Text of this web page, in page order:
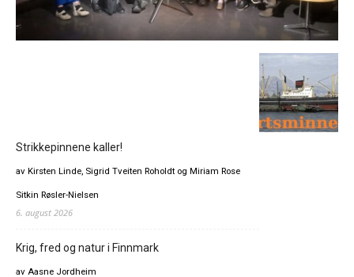
Strikkepinnene kaller!
av Kirsten Linde, Sigrid Tveiten Roholdt og Miriam Rose
Sitkin Røsler-Nielsen
6. august 2026
Krig, fred og natur i Finnmark
av Aasne Jordheim